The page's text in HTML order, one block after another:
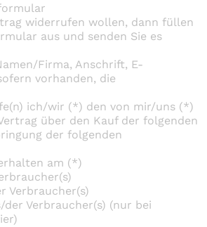
widerrufen wollen, dann füllen
aus und senden Sie es
Firma, Anschrift, E-
vorhanden, die
ich/wir (*) den von mir/uns (*)
über den Kauf der folgenden
der folgenden
am (*)
Verbraucher(s)
Verbraucher(s) (nur bei